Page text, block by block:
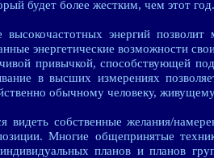
будет более жестким, чем этот год.
высокочастотных энергий
энергетические возможности
привычкой, способствующей
в высших измерениях
обычному человеку,
собственные желания/
Многие общепринятые
планов и планов